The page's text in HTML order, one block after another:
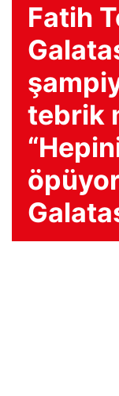
Fatih
tebrik